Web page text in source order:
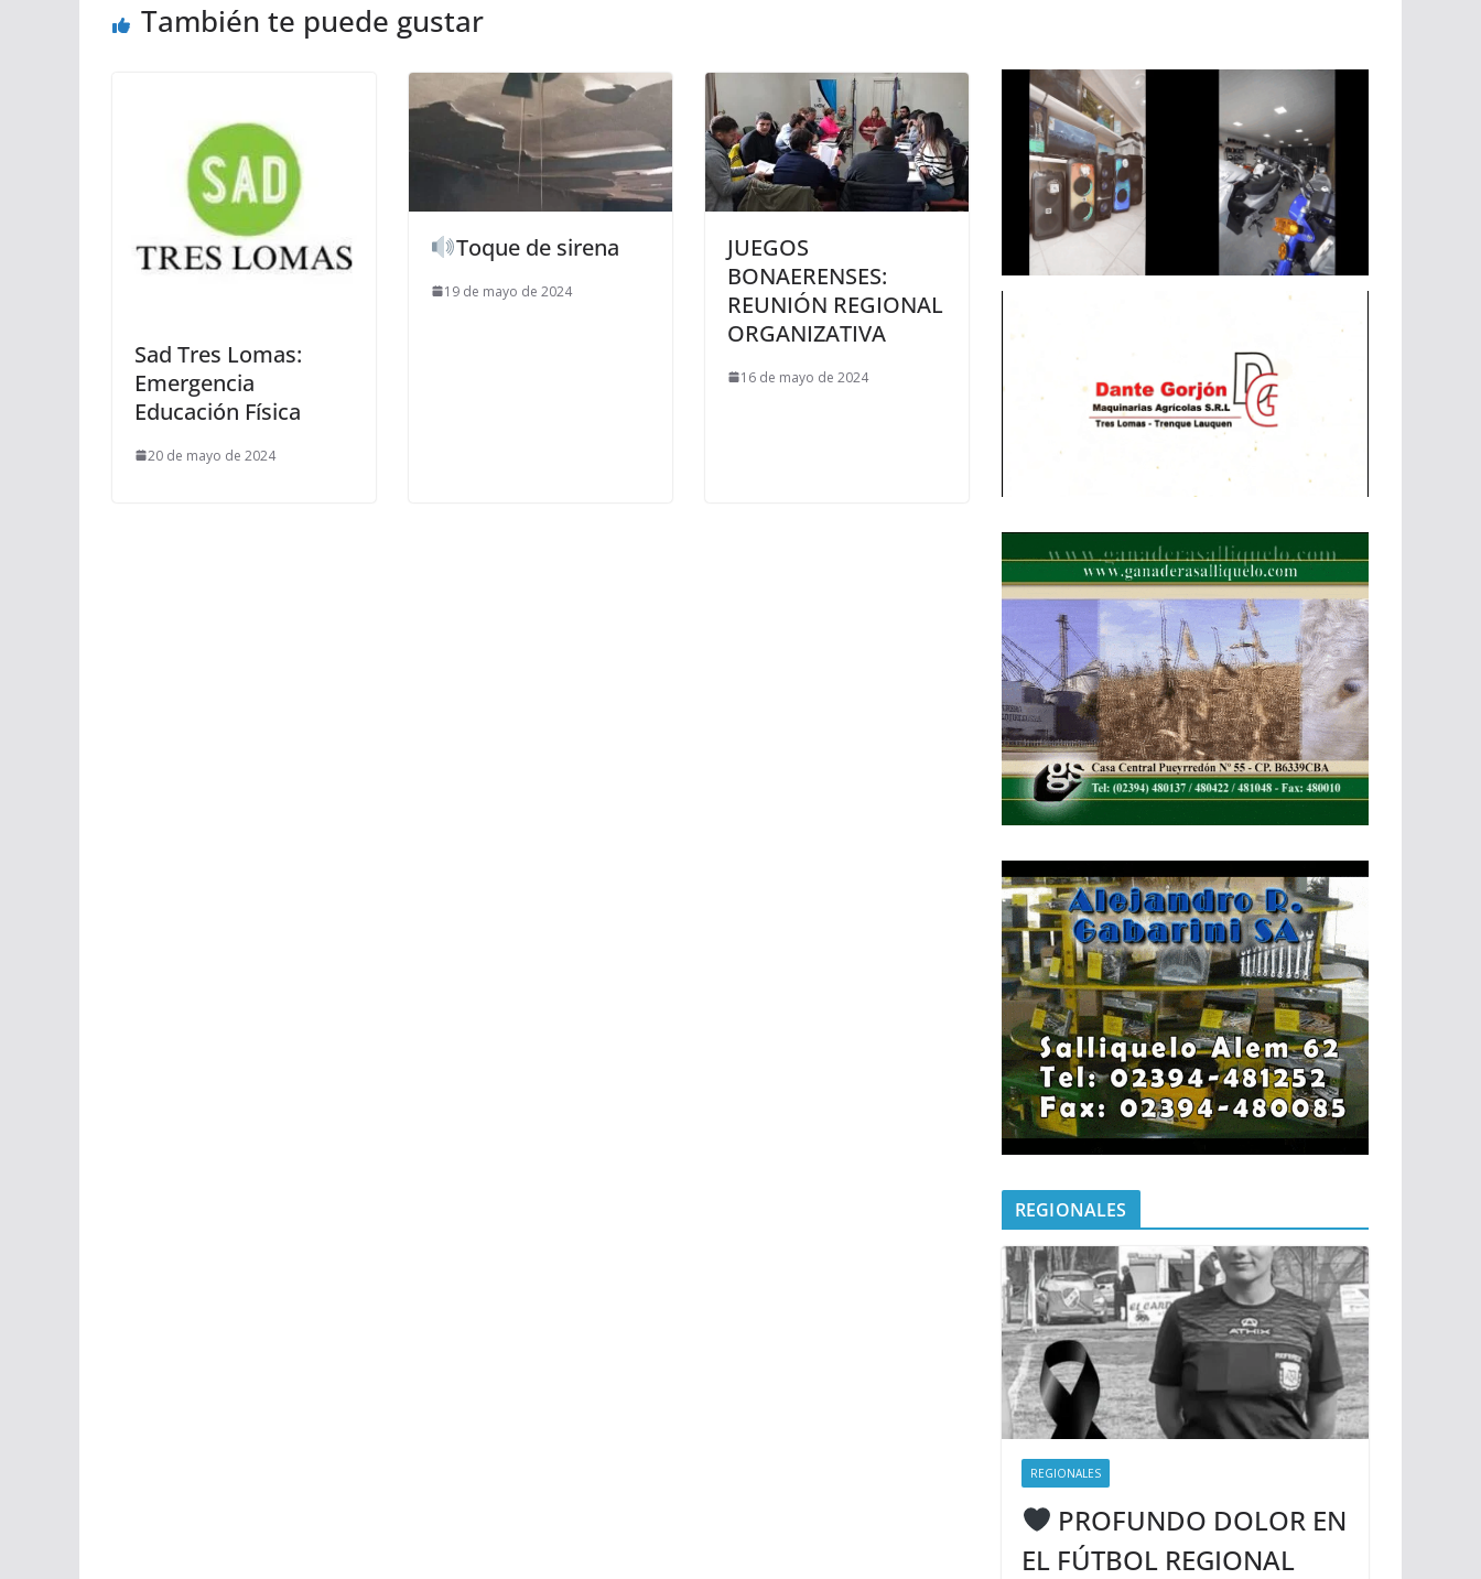
También te puede gustar
Sad Tres Lomas:
Emergencia
Educación Física
20 de mayo de 2024
Toque de sirena
19 de mayo de 2024
JUEGOS
BONAERENSES:
REUNIÓN REGIONAL
ORGANIZATIVA
16 de mayo de 2024
REGIONALES
REGIONALES
PROFUNDO DOLOR EN
EL FÚTBOL REGIONAL